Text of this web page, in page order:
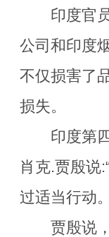
印度官员
公司和印度
不仅损害了
损失。
印度第四
肖克.贾殷说
过适当行动
贾殷说，